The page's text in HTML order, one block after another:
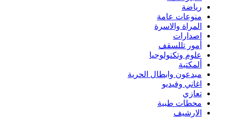
رياضة
منوعات عامة
المراة والاسرة
اصدارات
أمور تللسقف
علوم وتكنولوجيا
ألمكتبة
مبدعون وابطال الحرية
اغاني وفيديو
تعازي
محطات طبية
الارشيف